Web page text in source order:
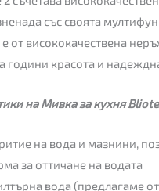
със своята
от висококачествена
години красота и
на Мивка за кухня
на вода и мазнини,
за оттичане на водата
вода (предлагаме